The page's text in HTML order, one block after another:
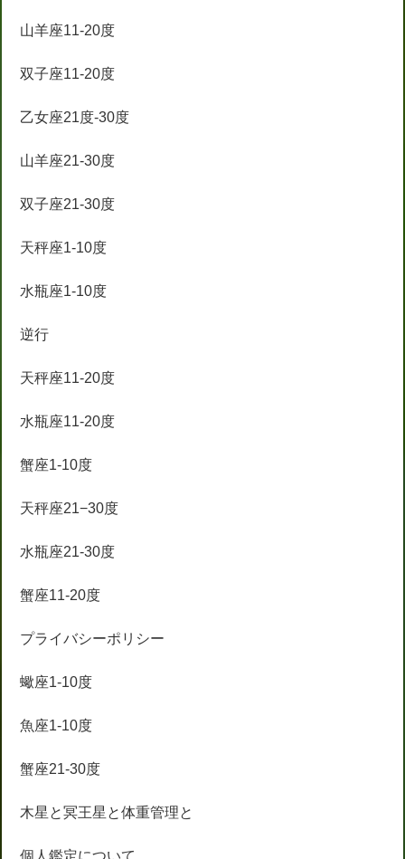
山羊座11-20度
双子座11-20度
乙女座21度-30度
山羊座21-30度
双子座21-30度
天秤座1-10度
水瓶座1-10度
逆行
天秤座11-20度
水瓶座11-20度
蟹座1-10度
天秤座21−30度
水瓶座21-30度
蟹座11-20度
プライバシーポリシー
蠍座1-10度
魚座1-10度
蟹座21-30度
木星と冥王星と体重管理と
個人鑑定について